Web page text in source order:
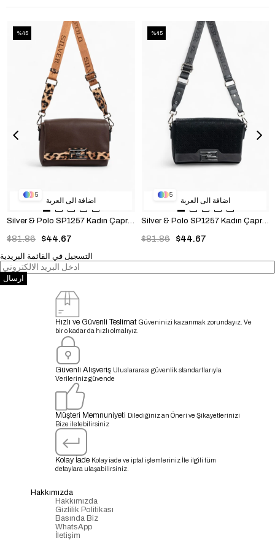
5
Silver & Polo SP1257 Kadın Çapraz Çanta Düz Kahve-Leopar Taba
$44.67
$81.86
اضافة الى العربة
%45
5
Silver & Polo SP1257 Kadın Çapraz Çanta Fashion Siyah
$44.67
$81.86
اضافة الى العربة
%45
التسجيل في القائمة البريدية
ارسال
Hızlı ve Güvenli Teslimat Güveninizi kazanmak zorundayız. Ve
bir o kadar da hızlı olmalıyız.
Güvenli Alışveriş Uluslararası güvenlik standartlarıyla
Verileriniz güvende
Müşteri Memnuniyeti Dilediğiniz an Öneri ve Şikayetlerinizi
Bize iletebilirsiniz
Kolay İade Kolay iade ve iptal işlemleriniz İle ilgili tüm
detaylara ulaşabilirsiniz.
Hakkımızda
Hakkımızda
Gizlilik Politikası
Basında Biz
WhatsApp
İletişim